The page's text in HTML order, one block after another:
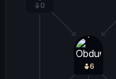
6
0